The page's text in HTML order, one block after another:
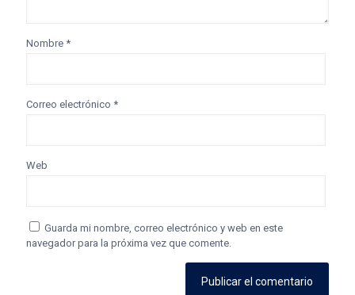
Nombre *
Correo electrónico *
Web
Guarda mi nombre, correo electrónico y web en este
navegador para la próxima vez que comente.